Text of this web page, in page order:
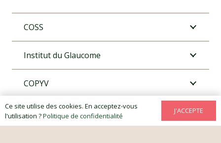
COSS
Institut du Glaucome
COPYV
Opérations St Jean de Dieu
Ce site utilise des cookies. En acceptez-vous
l'utilisation ?Politique de confidentialité
J'ACCEPTE